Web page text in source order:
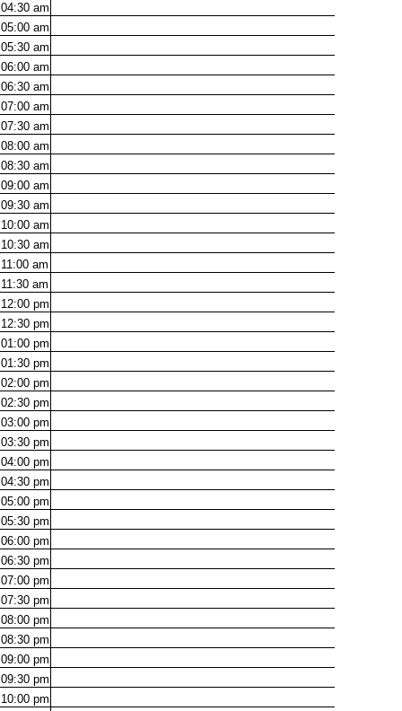
04:30 am
05:00 am
05:30 am
06:00 am
06:30 am
07:00 am
07:30 am
08:00 am
08:30 am
09:00 am
09:30 am
10:00 am
10:30 am
11:00 am
11:30 am
12:00 pm
12:30 pm
01:00 pm
01:30 pm
02:00 pm
02:30 pm
03:00 pm
03:30 pm
04:00 pm
04:30 pm
05:00 pm
05:30 pm
06:00 pm
06:30 pm
07:00 pm
07:30 pm
08:00 pm
08:30 pm
09:00 pm
09:30 pm
10:00 pm